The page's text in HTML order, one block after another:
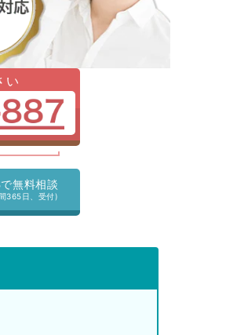
い
無料相談
365日、受付)